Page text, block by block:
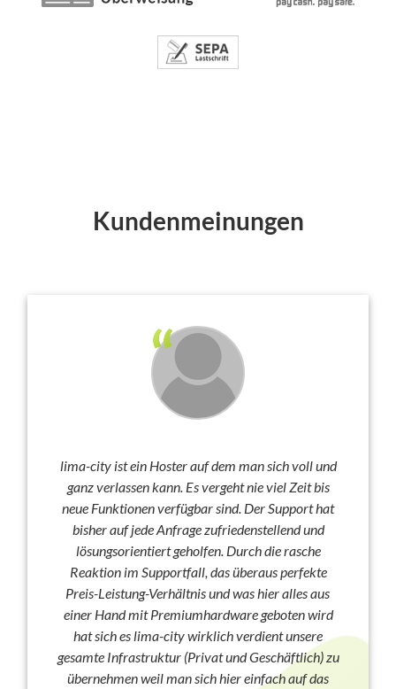
Kundenmeinungen
lima-city ist ein Hoster auf dem man sich voll und
ganz verlassen kann. Es vergeht nie viel Zeit bis
neue Funktionen verfügbar sind. Der Support hat
bisher auf jede Anfrage zufriedenstellend und
lösungsorientiert geholfen. Durch die rasche
Reaktion im Supportfall, das überaus perfekte
Preis-Leistung-Verhältnis und was hier alles aus
einer Hand mit Premiumhardware geboten wird
hat sich es lima-city wirklich verdient unsere
gesamte Infrastruktur (Privat und Geschäftlich) zu
übernehmen weil man sich hier einfach auf das